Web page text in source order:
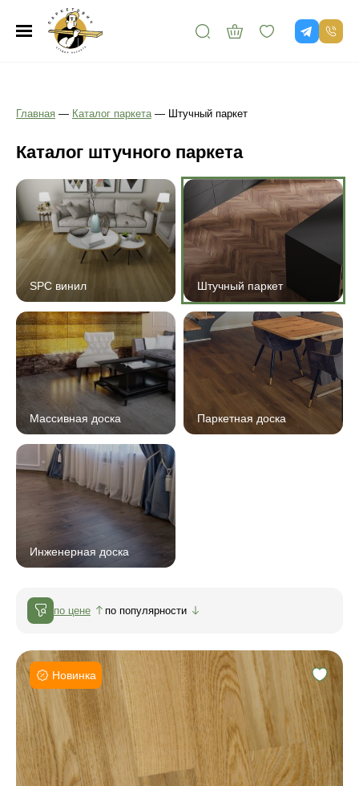
Главная — Каталог паркета — Штучный паркет
Каталог штучного паркета
SPC винил Штучный паркет
Массивная доска Паркетная доска
Инженерная доска
по цене по популярности
Новинка
Фаска:
Соединение:
Обработка:
Длина:
Ширина: